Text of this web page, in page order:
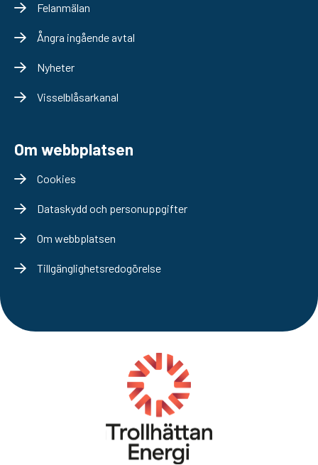
Felanmälan
Ångra ingående avtal
Nyheter
Visselblåsarkanal
Om webbplatsen
Cookies
Dataskydd och personuppgifter
Om webbplatsen
Tillgänglighetsredogörelse